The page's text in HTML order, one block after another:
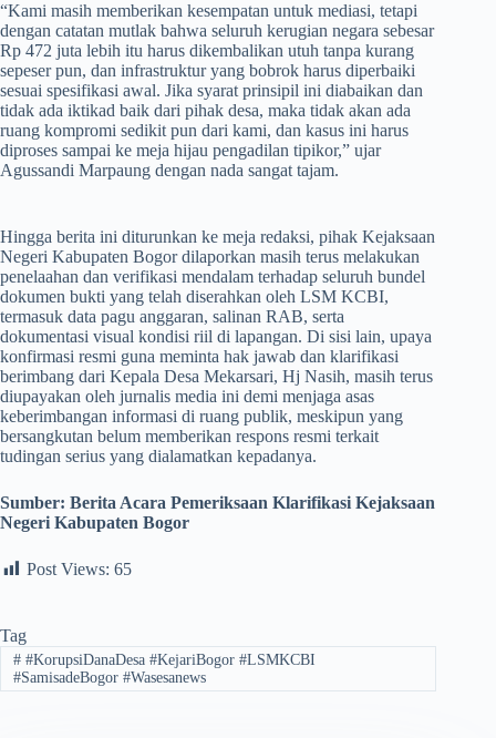
​“Kami masih memberikan kesempatan untuk mediasi, tetapi
dengan catatan mutlak bahwa seluruh kerugian negara sebesar
Rp 472 juta lebih itu harus dikembalikan utuh tanpa kurang
sepeser pun, dan infrastruktur yang bobrok harus diperbaiki
sesuai spesifikasi awal. Jika syarat prinsipil ini diabaikan dan
tidak ada iktikad baik dari pihak desa, maka tidak akan ada
ruang kompromi sedikit pun dari kami, dan kasus ini harus
diproses sampai ke meja hijau pengadilan tipikor,” ujar
Agussandi Marpaung dengan nada sangat tajam.
​Hingga berita ini diturunkan ke meja redaksi, pihak Kejaksaan
Negeri Kabupaten Bogor dilaporkan masih terus melakukan
penelaahan dan verifikasi mendalam terhadap seluruh bundel
dokumen bukti yang telah diserahkan oleh LSM KCBI,
termasuk data pagu anggaran, salinan RAB, serta
dokumentasi visual kondisi riil di lapangan. Di sisi lain, upaya
konfirmasi resmi guna meminta hak jawab dan klarifikasi
berimbang dari Kepala Desa Mekarsari, Hj Nasih, masih terus
diupayakan oleh jurnalis media ini demi menjaga asas
keberimbangan informasi di ruang publik, meskipun yang
bersangkutan belum memberikan respons resmi terkait
tudingan serius yang dialamatkan kepadanya.
Sumber: Berita Acara Pemeriksaan Klarifikasi Kejaksaan
Negeri Kabupaten Bogor
Post Views: 65
Tag
##KorupsiDanaDesa #KejariBogor #LSMKCBI
#SamisadeBogor #Wasesanews